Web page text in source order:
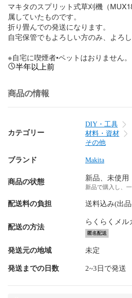
マキタのスプリット式草刈機（
属していたものです。
折り畳んでの発送になります。
自宅保管でもよろしい方のみ、よろし
※自宅に喫煙者•ペットはおりません。
半年以上前
商品の情報
カテゴリー
DIY・工具
材料・資材
その他
ブランド Makita
商品の状態 新品、未使用
新品で購入し、
配送料の負担 送料込み(出
配送の方法
らくらくメル
匿名配送
発送元の地域 未定
発送までの日数 2~3日で発送